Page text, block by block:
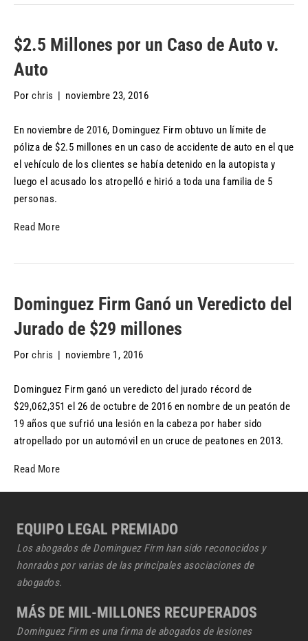
$2.5 Millones por un Caso de Auto v.
Auto
Por chris | noviembre 23, 2016
En noviembre de 2016, Dominguez Firm obtuvo un límite de
póliza de $2.5 millones en un caso de accidente de auto en el que
el vehículo de los clientes se había detenido en la autopista y
luego el acusado los atropelló e hirió a toda una familia de 5
personas.
Read More
Dominguez Firm Ganó un Veredicto del
Jurado de $29 millones
Por chris | noviembre 1, 2016
Dominguez Firm ganó un veredicto del jurado récord de
$29,062,351 el 26 de octubre de 2016 en nombre de un peatón de
19 años que sufrió una lesión en la cabeza por haber sido
atropellado por un automóvil en un cruce de peatones en 2013.
Read More
EQUIPO LEGAL PREMIADO
Los abogados de Dominguez Firm han sido reconocidos y
honrados por varias de las principales asociaciones de
abogados.
MÁS DE MIL-MILLONES RECUPERADOS
Dominguez Firm es una firma de abogados de lesiones